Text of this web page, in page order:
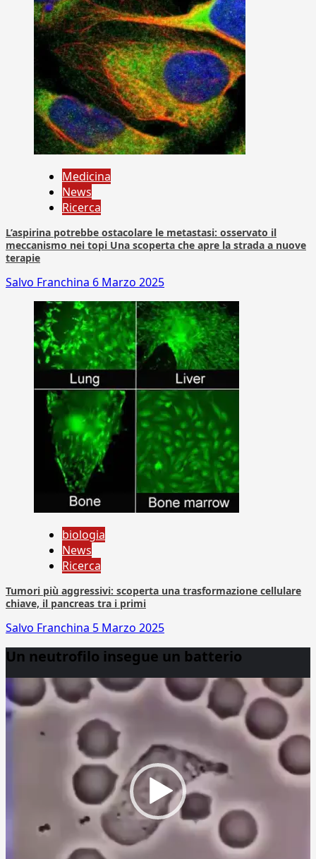
Medicina
News
Ricerca
L’aspirina potrebbe ostacolare le metastasi: osservato il
meccanismo nei topi Una scoperta che apre la strada a nuove
terapie
Salvo Franchina 6 Marzo 2025
biologia
News
Ricerca
Tumori più aggressivi: scoperta una trasformazione cellulare
chiave, il pancreas tra i primi
Salvo Franchina 5 Marzo 2025
Un neutrofilo insegue un batterio
Player